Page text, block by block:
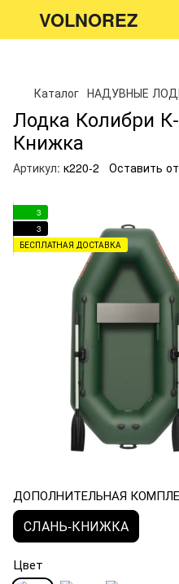
VOLNOREZ
Каталог НАДУВНЫЕ
Лодка Колибри
Книжка
Артикул: к220-2 Оставить
3
3
БЕСПЛАТНАЯ ДОСТАВКА
ДОПОЛНИТЕЛЬНАЯ
СЛАНЬ-КНИЖКА
Цвет